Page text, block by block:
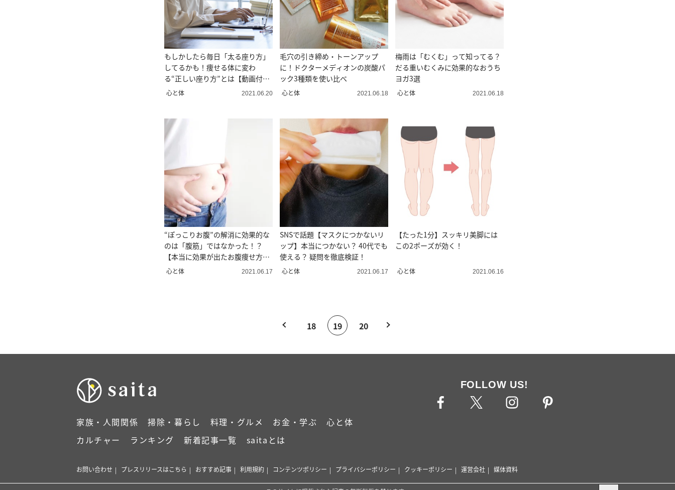
もしかしたら毎日「太る座り方」
してるかも！痩せる体に変わ
る“正しい座り方”とは【動画付
き】
心と体 2021.06.20
毛穴の引き締め・トーンアップ
に！ドクターメディオンの炭酸パ
ック3種類を使い比べ
心と体 2021.06.18
梅雨は「むくむ」って知ってる？
だる重いむくみに効果的なおうち
ヨガ3選
心と体 2021.06.18
“ぽっこりお腹”の解消に効果的な
のは「腹筋」ではなかった！？
【本当に効果が出たお腹痩せ方
法】ダイエットインストラクター
心と体 2021.06.17
SNSで話題【マスクにつかないリ
ップ】本当につかない？ 40代でも
使える？ 疑問を徹底検証！
心と体 2021.06.17
【たった1分】スッキリ美脚には
この2ポーズが効く！
心と体 2021.06.16
18 19 20
家族・人間関係 掃除・暮らし 料理・グルメ お金・学ぶ
心と体
カルチャー
ランキング 新着記事一覧 saitaとは
FOLLOW US!
お問い合わせ プレスリリースはこちら おすすめ記事 利用規約 コンテンツポリシー プライバシーポリシー クッキーポリシー 運営会社 媒体資料